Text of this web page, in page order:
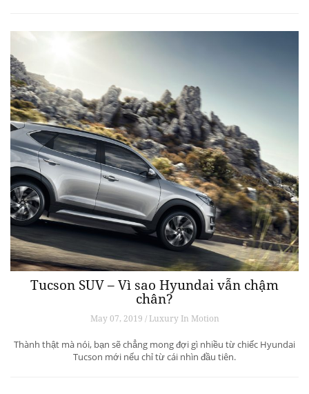
Tucson SUV – Vì sao Hyundai vẫn chậm
chân?
May 07, 2019 / Luxury In Motion
Thành thật mà nói, bạn sẽ chẳng mong đợi gì nhiều từ chiếc Hyundai
Tucson mới nếu chỉ từ cái nhìn đầu tiên.